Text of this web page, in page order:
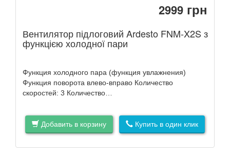
2999 грн
Вентилятор підлоговий Ardesto FNM-X2S з
функцією холодної пари
Функция холодного пара (функция увлажнения)
Функция поворота влево-вправо Количество
скоростей: 3 Количество…
Добавить в корзину Купить в один клик